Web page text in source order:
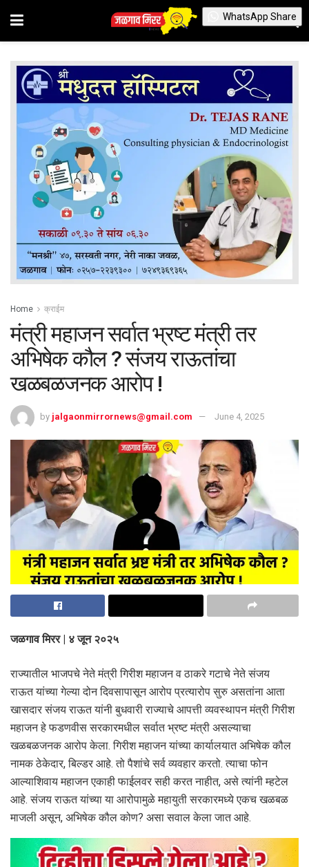
Home क्राईम
मंत्री महाजन सर्वात भ्रष्ट मंत्री तर
अभिषेक कौल ? संजय राऊतांचा
खळबळजनक आरोप !
by jalgaonmirrornews@gmail.com June 4, 2025
जळगाव मिरर | ४ जून २०२५
राज्यातील भाजपचे नेते मंत्री गिरीश महाजन व ठाकरे गटाचे नेते संजय
राऊत यांच्या गेल्या दोन दिवसापासून आरोप प्रत्यारोप सुरु असतांना आता
खासदार संजय राऊत यांनी बुधवारी राज्याचे आपत्ती व्यवस्थापन मंत्री गिरीश
महाजन हे फडणवीस सरकारमधील सर्वात भ्रष्ट मंत्री असल्याचा
खळबळजनक आरोप केला. गिरीश महाजन यांच्या कार्यालयात अभिषेक कौल
नामक ठेकेदार, बिल्डर आहे. तो पैशांचे सर्व व्यवहार करतो. त्याचा फोन
आल्याशिवाय महाजन एकाही फाईलवर सही करत नाहीत, असे त्यांनी म्हटेल
आहे. संजय राऊत यांच्या या आरोपामुळे महायुती सरकारमध्ये एकच खळबळ
माजली असून, अभिषेक कौल कोण? असा सवाल केला जात आहे.
WhatsApp Share